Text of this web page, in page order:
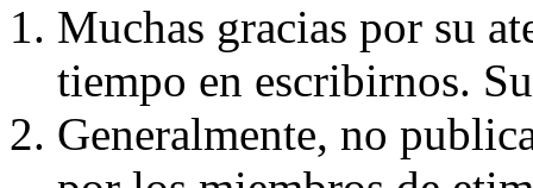
Muchas gracias por su
tiempo en escribirnos.
Generalmente, no